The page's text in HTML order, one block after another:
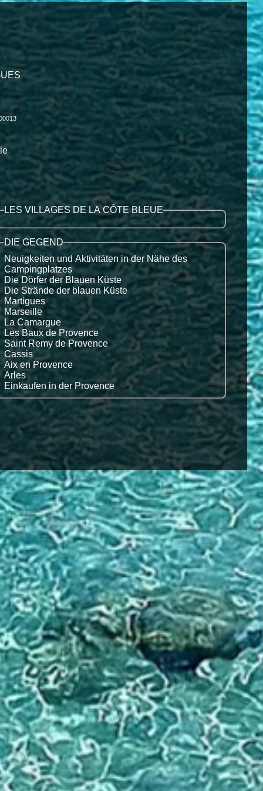
LES VILLAGES DE LA CÔTE BLEUE
DIE GEGEND
Neuigkeiten und Aktivitäten in der Nähe des
Campingplatzes
Die Dörfer der Blauen Küste
Die Strände der blauen Küste
Martigues
Marseille
La Camargue
Les Baux de Provence
Saint Remy de Provence
Cassis
Aix en Provence
Arles
Einkaufen in der Provence